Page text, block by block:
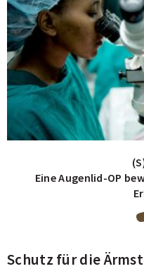
Eine Augenlid-OP
Schutz für die